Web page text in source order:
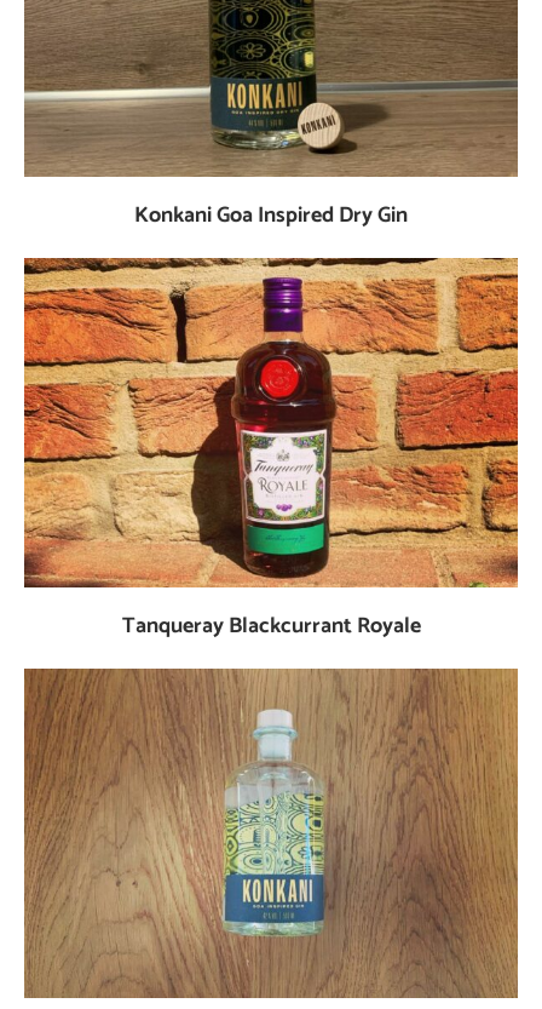
Konkani Goa Inspired Dry Gin
Tanqueray Blackcurrant Royale